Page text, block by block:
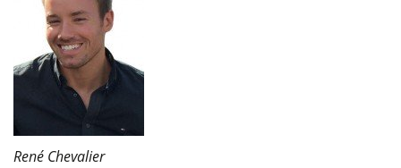
René Chevalier